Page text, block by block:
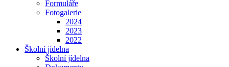
Formuláře
Fotogalerie
2024
2023
2022
Školní jídelna
Školní jídelna